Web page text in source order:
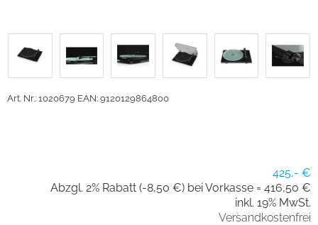
Art. Nr.: 1020679 EAN: 9120129864800
425,- €
Abzgl. 2% Rabatt (-8,50 €) bei Vorkasse = 416,50 €
inkl. 19% MwSt.
Versandkostenfrei